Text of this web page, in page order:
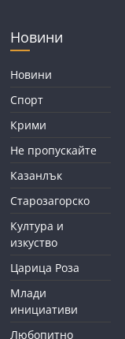
Новини
Новини
Спорт
Крими
Не пропускайте
Казанлък
Старозагорско
Култура и
изкуство
Царица Роза
Млади
инициативи
Любопитно